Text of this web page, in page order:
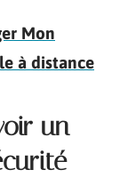
Mon
à distance
un